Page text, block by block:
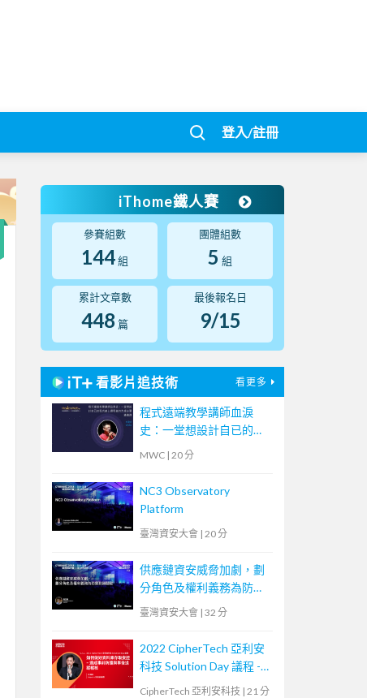
登入/註冊
iThome鐵人賽
參賽組數
144組
團體組數
5 組
累計文章數
448 篇
最後報名日
9/15
看影片追技術 看更多
程式遠端教學講師血淚
史：一堂想設計自已的程
式線上課程者的先修必要
MWC | 20 分
NC3 Observatory
Platform
臺灣資安大會 | 20 分
供應鏈資安威脅加劇，劃
分角色及權利義務為防禦
致勝關鍵
臺灣資安大會 | 32 分
2022 CipherTech 亞利安
科技 Solution Day 議程 -
如何做好資料庫存取安
CipherTech 亞利安科技 | 21 分